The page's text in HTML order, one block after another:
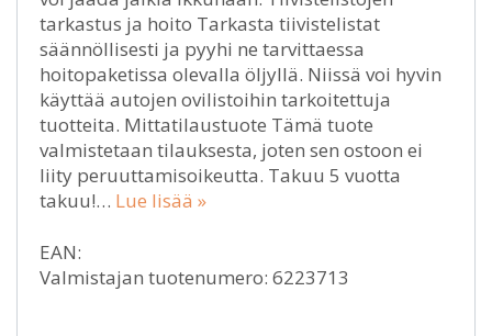
tarkastus ja hoito Tarkasta tiivistelistat
säännöllisesti ja pyyhi ne tarvittaessa
hoitopaketissa olevalla öljyllä. Niissä voi hyvin
käyttää autojen ovilistoihin tarkoitettuja
tuotteita. Mittatilaustuote Tämä tuote
valmistetaan tilauksesta, joten sen ostoon ei
liity peruuttamisoikeutta. Takuu 5 vuotta
takuu!… Lue lisää »
EAN:
Valmistajan tuotenumero: 6223713